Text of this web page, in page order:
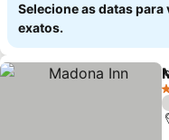
Selecione as datas para
exatos.